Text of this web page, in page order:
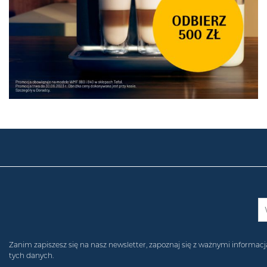
Zanim zapiszesz się na nasz newsletter, zapoznaj się z ważnymi
tych danych.